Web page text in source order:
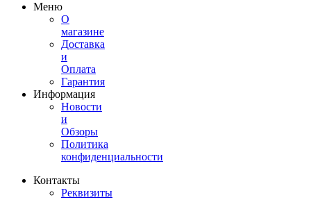
Меню
О
магазине
Доставка
и
Оплата
Гарантия
Информация
Новости
и
Обзоры
Политика
конфиденциальности
Контакты
Реквизиты